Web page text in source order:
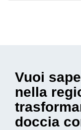
Vuoi
nella
doccia